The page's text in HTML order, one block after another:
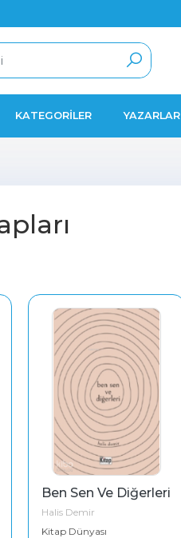
KATEGORILER YAZARLAR
Ben Sen Ve Diğerleri
Halis Demir
Kitap Dünyası